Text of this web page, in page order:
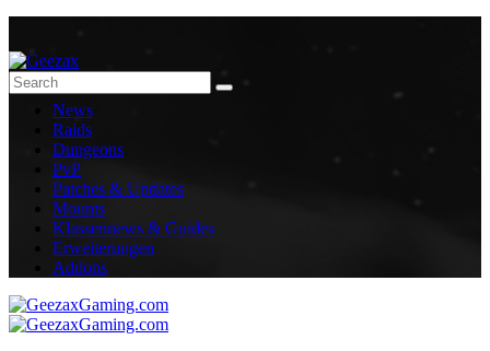
News
Raids
Dungeons
PvP
Patches & Updates
Mounts
Klassennews & Guides
Erweiterungen
Addons